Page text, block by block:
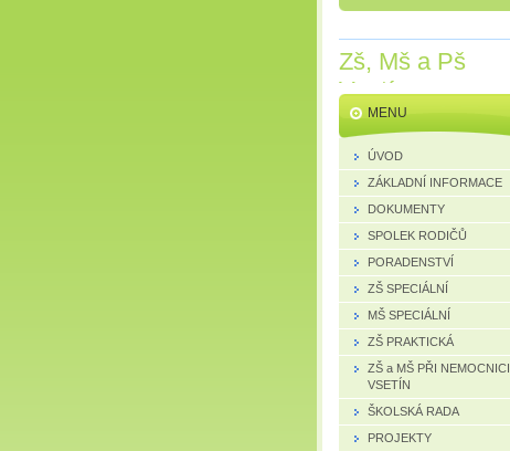
Zš, Mš a Pš
Vsetín
MENU
ÚVOD
ZÁKLADNÍ INFORMACE
DOKUMENTY
SPOLEK RODIČŮ
PORADENSTVÍ
ZŠ SPECIÁLNÍ
MŠ SPECIÁLNÍ
ZŠ PRAKTICKÁ
ZŠ a MŠ PŘI NEMOCNICI
VSETÍN
ŠKOLSKÁ RADA
PROJEKTY